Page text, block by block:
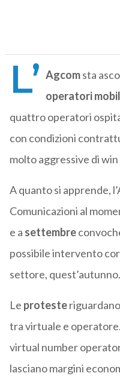
L’ Agcomsta
operatori
quattro operatori
con condizioni
molto aggressive di win
A quanto si apprende,
Comunicazioni al
e a settembre
possibile intervento
settore, quest’autunno.
Le proteste
tra virtuale e
virtual number
lasciano margini